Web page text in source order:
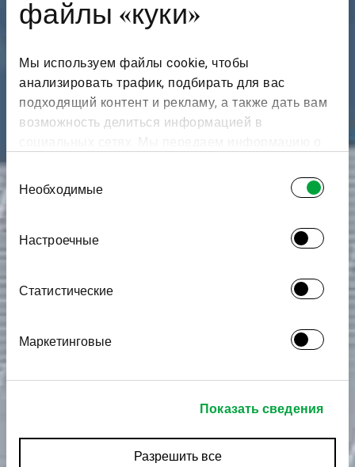
файлы «куки»
Мы используем файлы cookie, чтобы
анализировать трафик, подбирать для вас
подходящий контент и рекламу, а также дать вам
возможность делиться информацией в
социальным сетям и компаниям, занимающимся
рекламой и веб-аналитикой. Наши партнеры
предоставленной вами информацией, а также
использовании вами их сервисов.
согласия
Необходимые
Настроечные
Статистические
Маркетинговые
Показать сведения
Разрешить все